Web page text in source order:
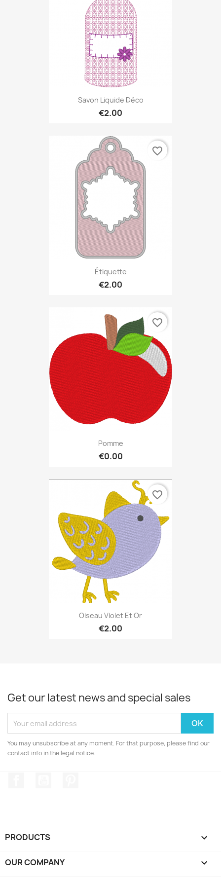
Savon Liquide Déco
€2.00
Étiquette
€2.00
favorite_border
Pomme
€0.00
favorite_border
Oiseau Violet Et Or
€2.00
favorite_border
Get our latest news and special sales
You may unsubscribe at any moment. For that purpose, please find our
contact info in the legal notice.
PRODUCTS 
OUR COMPANY 